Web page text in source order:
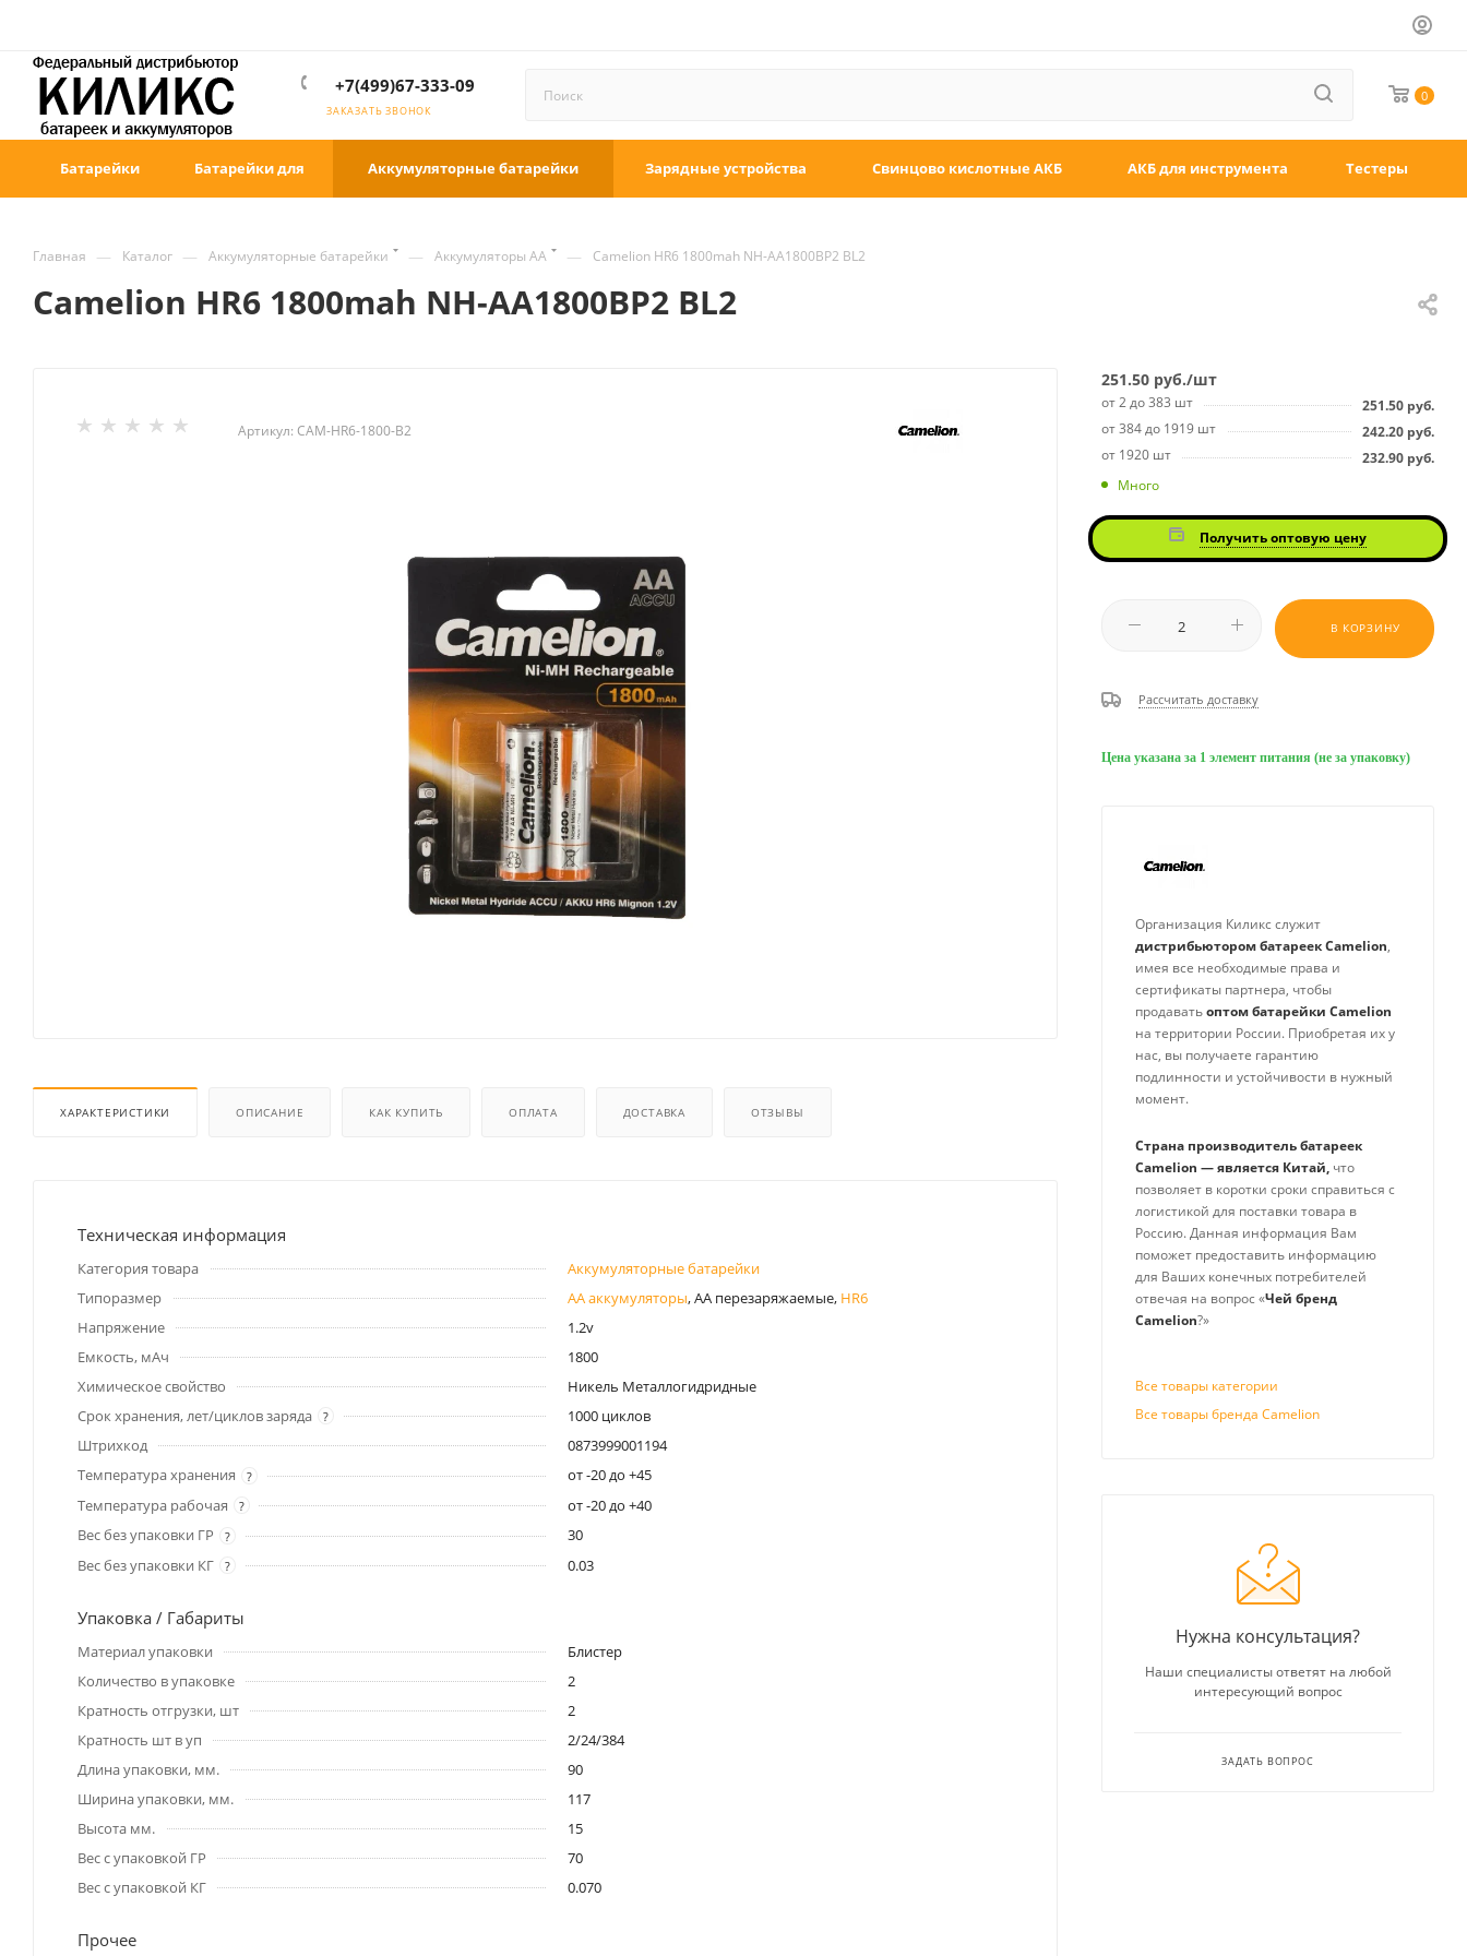
+7(499)67-333-09
ЗАКАЗАТЬ ЗВОНОК
0
Батарейки Батарейки для Аккумуляторные батарейки Зарядные устройства Свинцово кислотные АКБ АКБ для инструмента Тестеры
Главная — Каталог — Аккумуляторные батарейки — Аккумуляторы АА — Camelion HR6 1800mah NH-AA1800BP2 BL2
Camelion HR6 1800mah NH-AA1800BP2 BL2
Артикул: CAM-HR6-1800-B2
ХАРАКТЕРИСТИКИ ОПИСАНИЕ КАК КУПИТЬ ОПЛАТА ДОСТАВКА ОТЗЫВЫ
Техническая информация
Категория товара
Аккумуляторные батарейки
Типоразмер
AA аккумуляторы, AA перезаряжаемые, HR6
Напряжение
1.2v
Емкость, мАч
1800
Химическое свойство
Никель Металлогидридные
Срок хранения, лет/циклов заряда
?
1000 циклов
Штрихкод
0873999001194
Температура хранения
?
от -20 до +45
Температура рабочая
?
от -20 до +40
Вес без упаковки ГР
?
30
Вес без упаковки КГ
? 0.03
Упаковка / Габариты
Материал упаковки
Блистер
Количество в упаковке
2
Кратность отгрузки, шт
2
Кратность шт в уп
2/24/384
Длина упаковки, мм.
90
Ширина упаковки, мм.
117
Высота мм.
15
Вес с упаковкой ГР
70
Вес с упаковкой КГ
0.070
Прочее
251.50 руб./шт
от 2 до 383 шт 251.50 руб.
от 384 до 1919 шт
242.20 руб.
от 1920 шт
232.90 руб.
Много
Получить оптовую цену
В КОРЗИНУ
Рассчитать доставку
Цена указана за 1 элемент питания (не за упаковку)
Организация Киликс служит
дистрибьютором батареекCamelion,
имея все необходимые права и
сертификаты партнера, чтобы
продаватьоптом батарейки Camelion
на территории России. Приобретая их у
нас, вы получаете гарантию
подлинности и устойчивости в нужный
момент.
Страна производитель батареек
Camelion — является Китай, что
позволяет в коротки сроки справиться с
логистикой для поставки товара в
Россию. Данная информация Вам
поможет предоставить информацию
для Ваших конечных потребителей
отвечая на вопрос «Чей бренд
Camelion?»
Все товары категории
Все товары бренда Camelion
Нужна консультация?
Наши специалисты ответят на любой
интересующий вопрос
ЗАДАТЬ ВОПРОС